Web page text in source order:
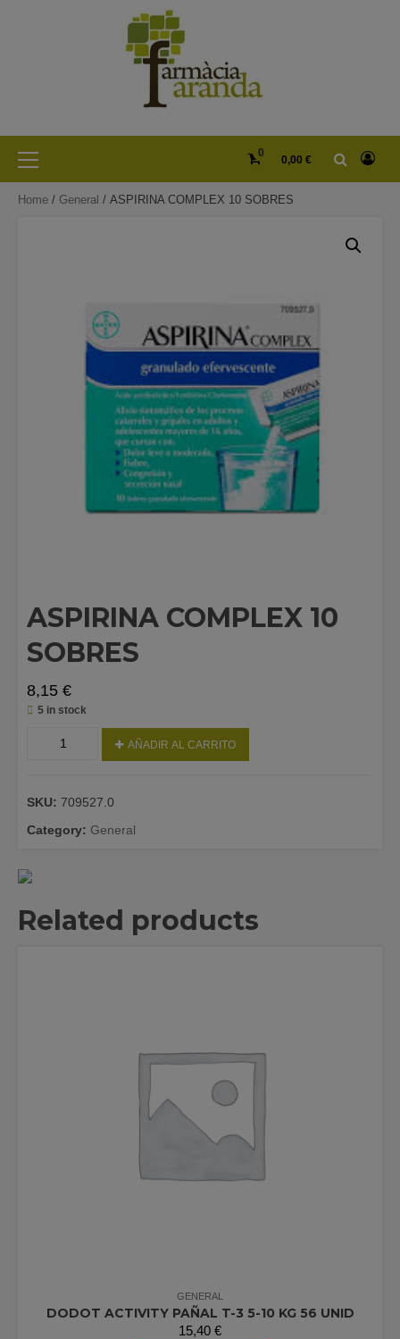
Primary
Menu
0
0,00 €
Home / General / ASPIRINA COMPLEX 10 SOBRES
ASPIRINA COMPLEX 10
SOBRES
8,15 €
5 in stock
quantity
AÑADIR AL CARRITO
SKU: 709527.0
Category: General
Related products
GENERAL
DODOT ACTIVITY PAÑAL T-3 5-10 KG 56 UNID
15,40 €